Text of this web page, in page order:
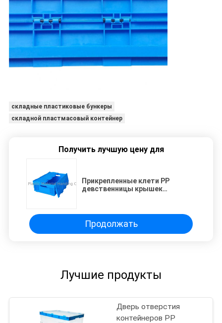
складные пластиковые бункеры
складной пластмасовый контейнер
Получить лучшую цену для
Прикрепленные клети PP
девственницы крышек
обязанность
Продолжать
Лучшие продукты
Дверь отверстия
контейнеров PP